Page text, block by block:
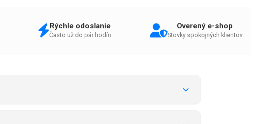
Rýchle odoslanie
Často už do pár hodín
Overený e-shop
Stovky spokojných klientov